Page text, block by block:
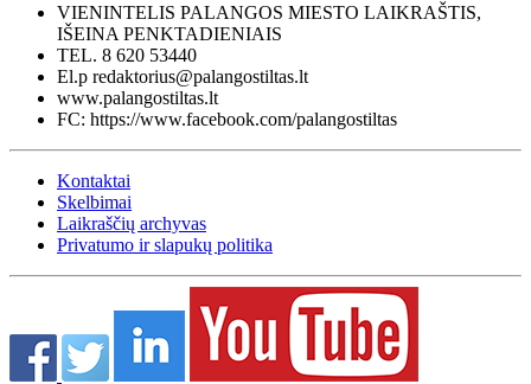
VIENINTELIS PALANGOS MIESTO LAIKRAŠTIS,
IŠEINA PENKTADIENIAIS
TEL. 8 620 53440
El.p redaktorius@palangostiltas.lt
www.palangostiltas.lt
FC: https://www.facebook.com/palangostiltas
Kontaktai
Skelbimai
Laikraščių archyvas
Privatumo ir slapukų politika